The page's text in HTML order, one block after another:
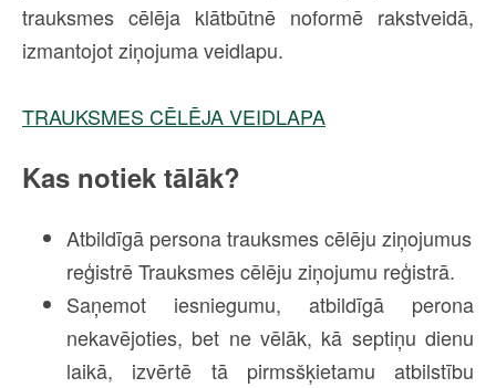
trauksmes cēlēja klātbūtnē noformē rakstveidā,
izmantojot ziņojuma veidlapu.
TRAUKSMES CĒLĒJA VEIDLAPA
Kas notiek tālāk?
Atbildīgā persona trauksmes cēlēju ziņojumus
reģistrē Trauksmes cēlēju ziņojumu reģistrā.
Saņemot iesniegumu, atbildīgā perona
nekavējoties, bet ne vēlāk, kā septiņu dienu
laikā, izvērtē tā pirmsšķietamu atbilstību